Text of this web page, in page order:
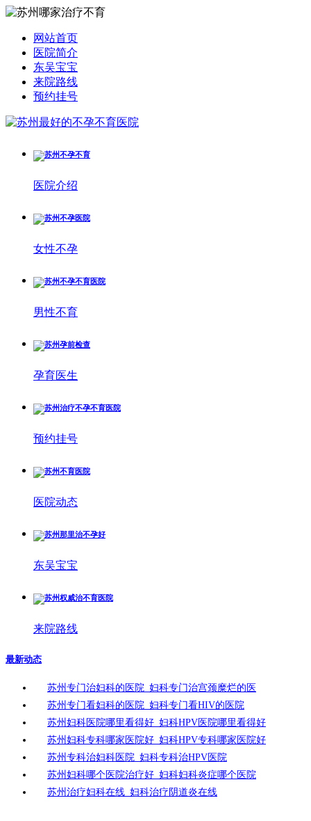
网站首页
医院简介
东吴宝宝
来院路线
预约挂号
医院介绍
女性不孕
男性不育
孕育医生
预约挂号
医院动态
东吴宝宝
来院路线
最新动态
苏州专门治妇科的医院_妇科专门治宫颈糜烂的医
苏州专门看妇科的医院_妇科专门看HIV的医院
苏州妇科医院哪里看得好_妇科HPV医院哪里看得好
苏州妇科专科哪家医院好_妇科HPV专科哪家医院好
苏州专科治妇科医院_妇科专科治HPV医院
苏州妇科哪个医院治疗好_妇科妇科炎症哪个医院
苏州治疗妇科在线_妇科治疗阴道炎在线